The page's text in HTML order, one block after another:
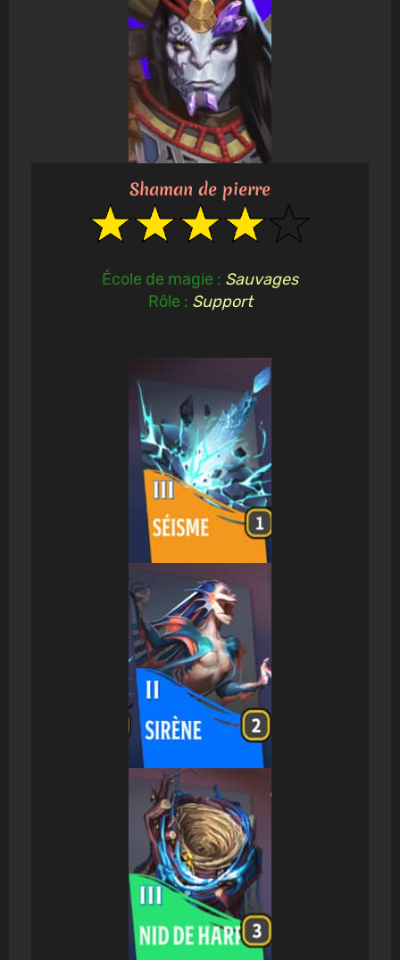
Shaman de pierre
École de magie : Sauvages
Rôle : Support